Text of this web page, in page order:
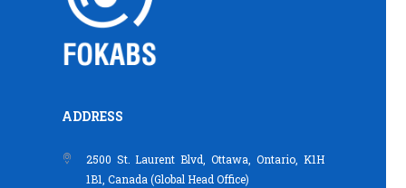
ADDRESS
2500 St. Laurent Blvd, Ottawa, Ontario, K1H
1B1, Canada (Global Head Office)